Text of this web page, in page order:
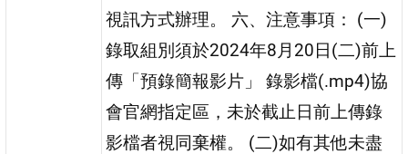
視訊方式辦理。 六、注意事項： (一)
錄取組別須於2024年8月20日(二)前上
傳「預錄簡報影片」 錄影檔(.mp4)協
會官網指定區，未於截止日前上傳錄
影檔者視同棄權。 (二)如有其他未盡